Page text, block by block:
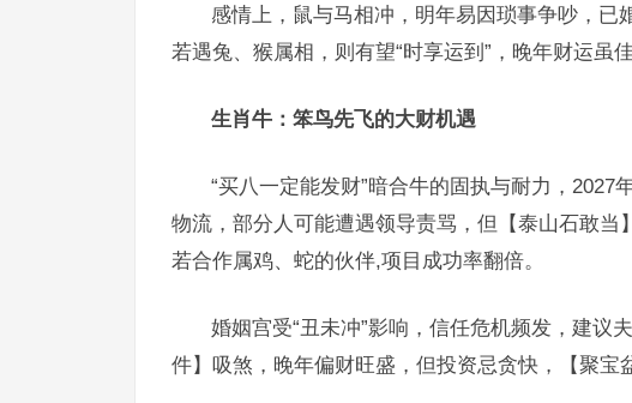
感情上，鼠与马相冲，明年易因琐事争吵，
若遇兔、猴属相，则有望“时享运到”，晚年财运虽
生肖牛：笨鸟先飞的大财机遇
“买八一定能发财”暗合牛的固执与耐力，2027
物流，部分人可能遭遇领导责骂，但【泰山石敢
若合作属鸡、蛇的伙伴,项目成功率翻倍。
婚姻宫受“丑未冲”影响，信任危机频发，建议
件】吸煞，晚年偏财旺盛，但投资忌贪快，【聚宝